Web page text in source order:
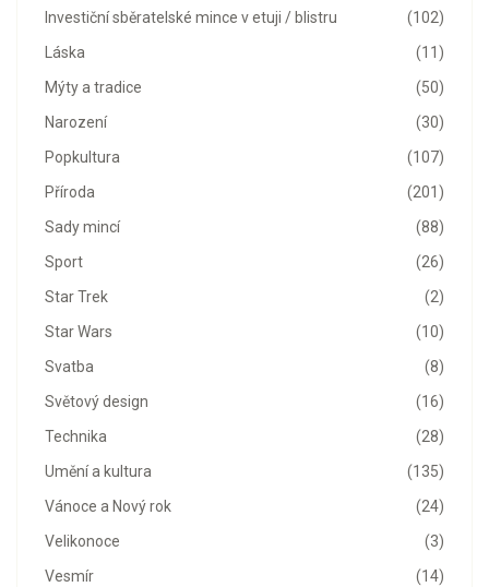
(102)
Investiční sběratelské mince v etuji / blistru
(11)
Láska
(50)
Mýty a tradice
(30)
Narození
(107)
Popkultura
(201)
Příroda
(88)
Sady mincí
(26)
Sport
(2)
Star Trek
(10)
Star Wars
(8)
Svatba
(16)
Světový design
(28)
Technika
(135)
Umění a kultura
(24)
Vánoce a Nový rok
(3)
Velikonoce
(14)
Vesmír